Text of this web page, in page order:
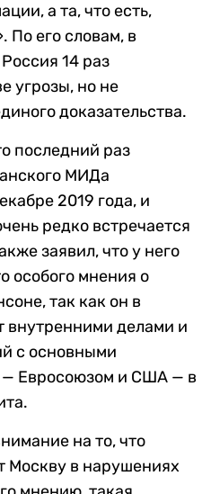
а та, что есть,
По его словам, в
14 раз
угрозы, но не
доказательства.
последний раз
МИДа
2019 года, и
редко встречается
заявил, что у него
особого мнения о
так как он в
внутренними делами и
с основными
Евросоюзом и США — в
на то, что
Москву в нарушениях